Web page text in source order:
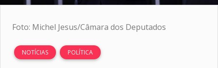
Foto: Michel Jesus/Câmara dos Deputados
NOTÍCIAS POLÍTICA